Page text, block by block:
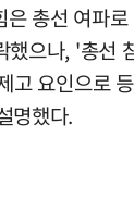
총선 여파
으나, '총선
고 요인으로
명했다.